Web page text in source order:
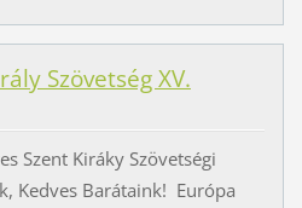
Szövetség XV.
Szent Kiráky Szövetségi
Kedves Barátaink! Európa